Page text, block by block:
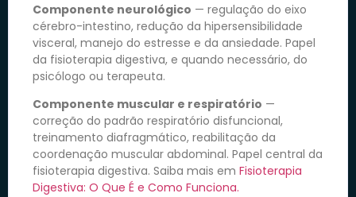
Componente neurológico — regulação do eixo
cérebro-intestino, redução da hipersensibilidade
visceral, manejo do estresse e da ansiedade. Papel
da fisioterapia digestiva, e quando necessário, do
psicólogo ou terapeuta.
Componente muscular e respiratório —
correção do padrão respiratório disfuncional,
treinamento diafragmático, reabilitação da
coordenação muscular abdominal. Papel central da
fisioterapia digestiva. Saiba mais em Fisioterapia
Digestiva: O Que É e Como Funciona.